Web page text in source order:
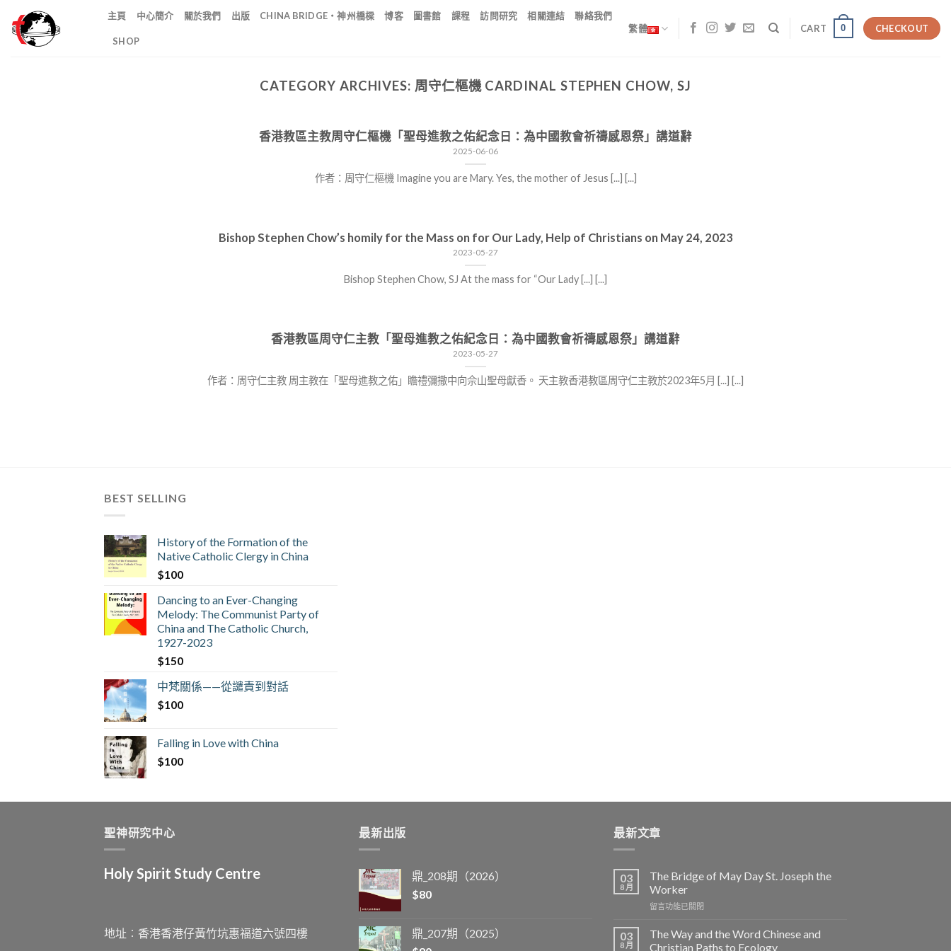
content
主頁 中心簡介 關於我們 出版 CHINA BRIDGE・神州橋樑 博客 圖書館 課程 訪問研究 相關連結 聯絡我們
SHOP
繁體 CART 0 CHECKOUT
CATEGORY ARCHIVES: 周守仁樞機 CARDINAL STEPHEN CHOW, SJ
香港教區主教周守仁樞機「聖母進教之佑紀念日：為中國教會祈禱感恩祭」講道辭
2025-06-06
作者：周守仁樞機 Imagine you are Mary. Yes, the mother of Jesus [...] [...]
Bishop Stephen Chow’s homily for the Mass on for Our Lady, Help of Christians on May 24, 2023
2023-05-27
Bishop Stephen Chow, SJ At the mass for “Our Lady [...] [...]
香港教區周守仁主教「聖母進教之佑紀念日：為中國教會祈禱感恩祭」講道辭
2023-05-27
作者：周守仁主教 周主教在「聖母進教之佑」瞻禮彌撒中向佘山聖母獻香。 天主教香港教區周守仁主教於2023年5月 [...] [...]
BEST SELLING
History of the Formation of the
Native Catholic Clergy in China
$100
Dancing to an Ever-Changing
Melody: The Communist Party of
China and The Catholic Church,
1927-2023
$150
中梵關係——從譴責到對話
$100
Falling in Love with China
$100
聖神研究中心
Holy Spirit Study Centre
地址︰香港香港仔黃竹坑惠福道六號四樓
最新出版
鼎_208期（2026）
$80
鼎_207期（2025）
最新文章
03
8 月
The Bridge of May Day St. Joseph the
Worker
在
Bridge
留言功能已關閉
03
8 月
The Way and the Word Chinese and
Christian Paths to Ecology